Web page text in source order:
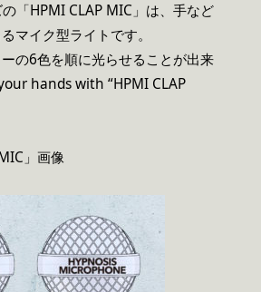
の「HPMI CLAP MIC」は、手など
マイク型ライトです。
の6色を順に光らせることが出来
hands with “HPMI CLAP
」画像